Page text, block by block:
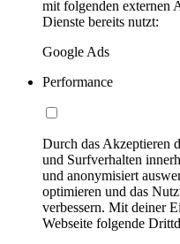
mit folgenden externen
Dienste bereits nutzt:
Google Ads
Performance
Durch das Akzeptieren
und Surfverhalten
und anonymisiert
optimieren und das
verbessern. Mit deiner
Webseite folgende